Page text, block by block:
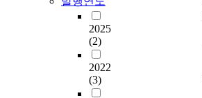
2025
(2)
2022
(3)